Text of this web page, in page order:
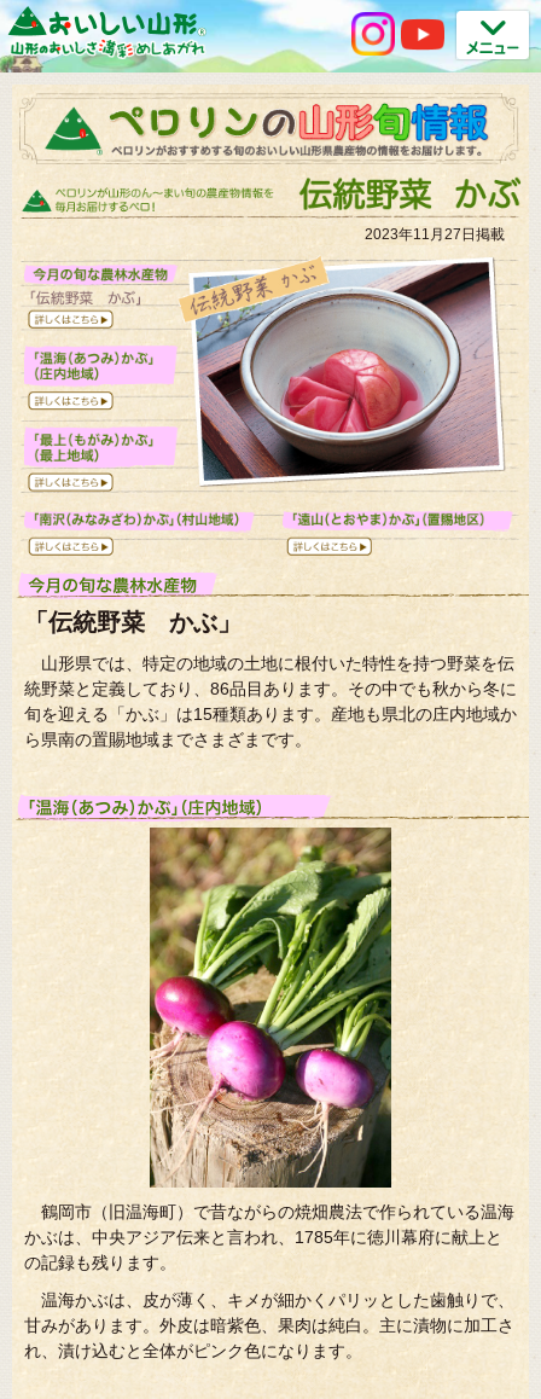
2023年11月27日掲載
「伝統野菜 かぶ」
山形県では、特定の地域の土地に根付いた特性を持つ野菜を伝
統野菜と定義しており、86品目あります。その中でも秋から冬に
旬を迎える「かぶ」は15種類あります。産地も県北の庄内地域か
ら県南の置賜地域までさまざまです。
鶴岡市（旧温海町）で昔ながらの焼畑農法で作られている温海
かぶは、中央アジア伝来と言われ、1785年に徳川幕府に献上と
の記録も残ります。
温海かぶは、皮が薄く、キメが細かくパリッとした歯触りで、
甘みがあります。外皮は暗紫色、果肉は純白。主に漬物に加工さ
れ、漬け込むと全体がピンク色になります。